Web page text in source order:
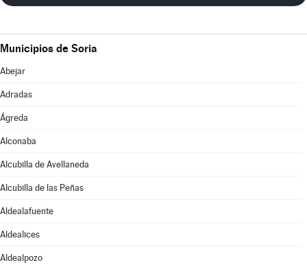
Municipios de Soria
Abejar
Adradas
Ágreda
Alconaba
Alcubilla de Avellaneda
Alcubilla de las Peñas
Aldealafuente
Aldealices
Aldealpozo